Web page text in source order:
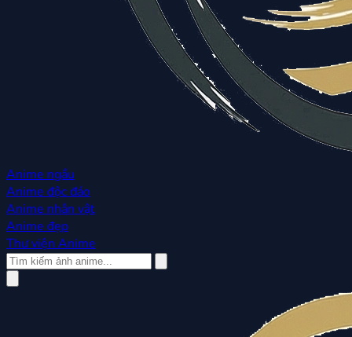
Anime ngầu
Anime độc đáo
Anime nhân vật
Anime đẹp
Thư viện Anime